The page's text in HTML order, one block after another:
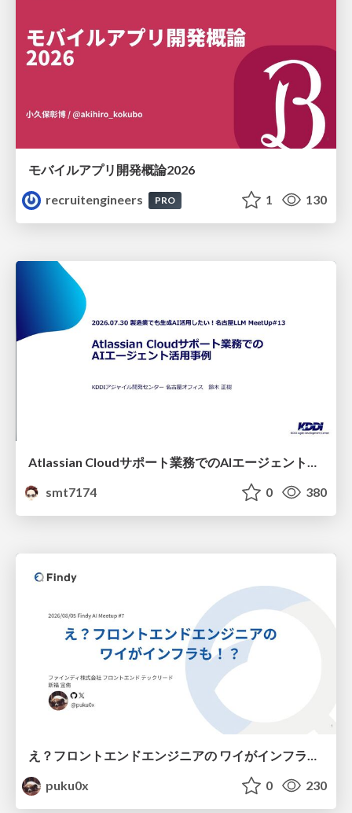
モバイルアプリ開発概論2026
recruitengineers
PRO 1 130
Atlassian Cloudサポート業務でのAIエージェント活用事例
smt7174
0 380
puku0x
0 230